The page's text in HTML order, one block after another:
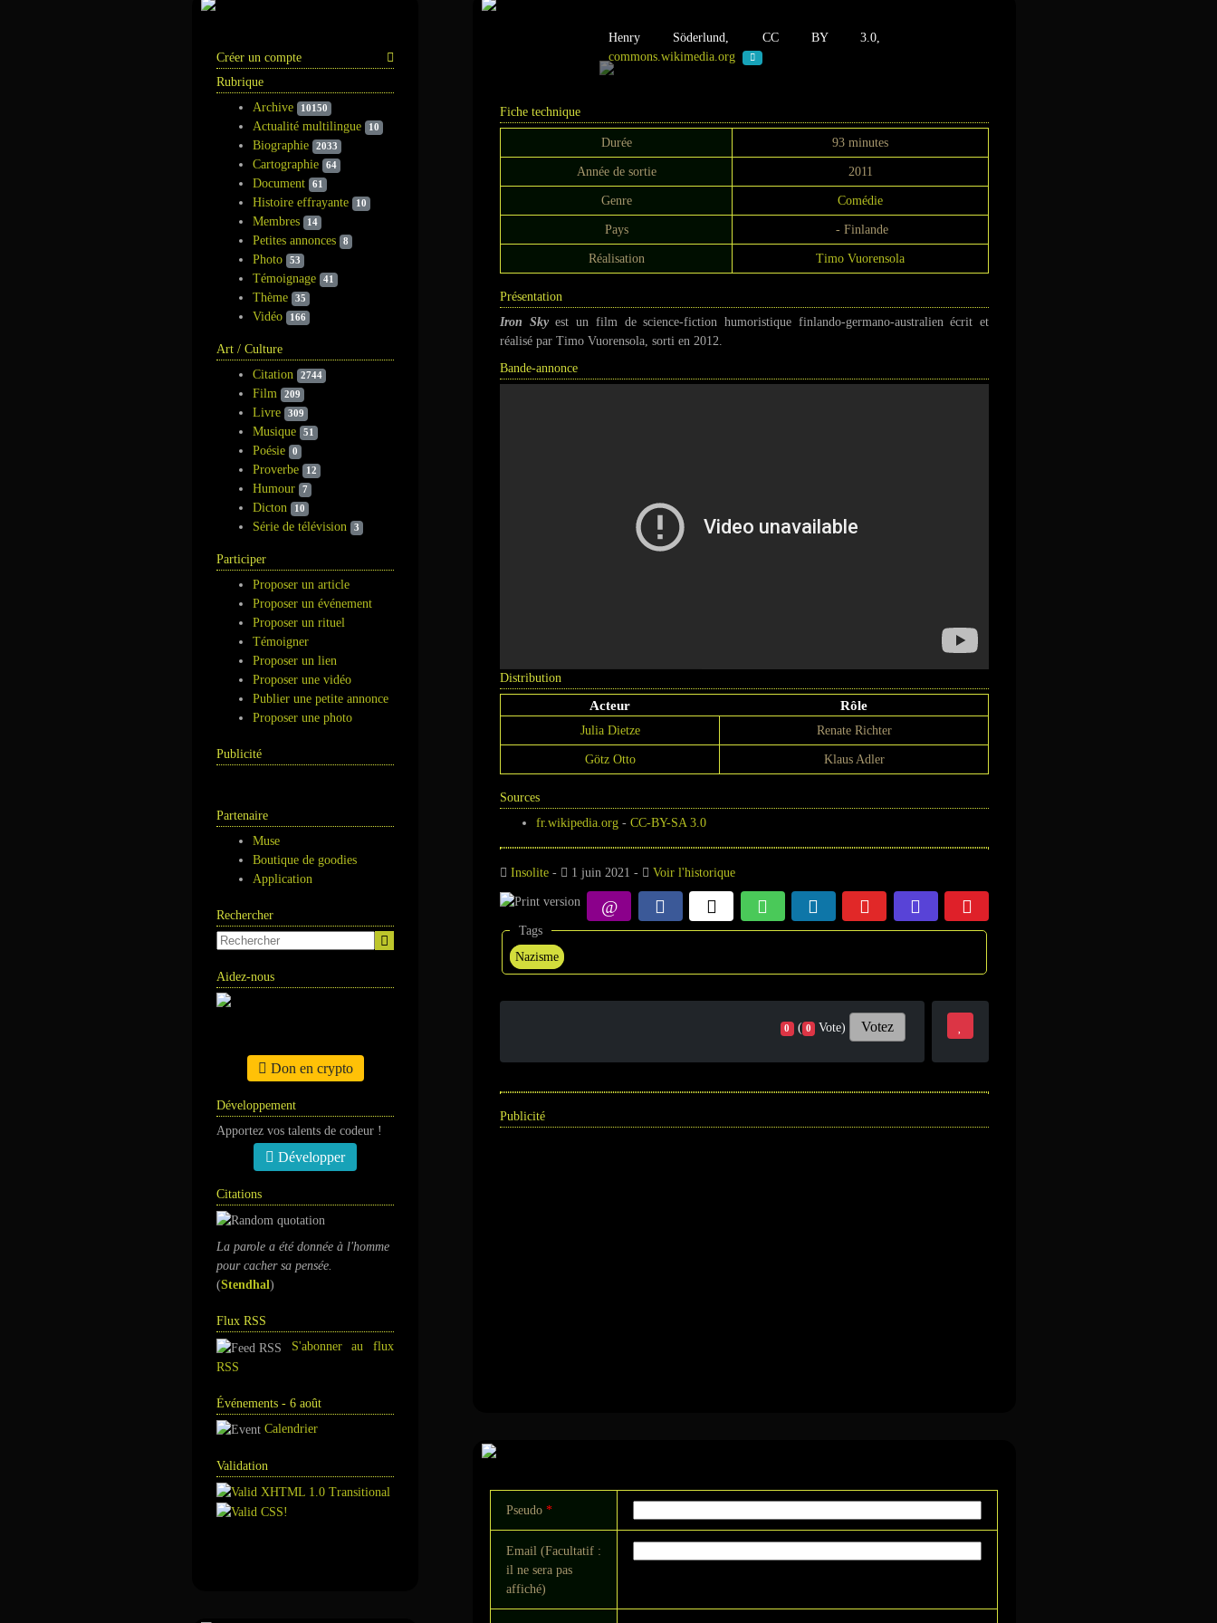
Créer un compte
Rubrique
Archive
10150
Actualité multilingue 10
Biographie 2033
Cartographie 64
Document 61
Histoire effrayante 10
Membres 14
Petites annonces 8
Photo 53
Témoignage 41
Thème 35
Vidéo 166
Art / Culture
Citation
2744
Film 209
Livre 309
Musique 51
Poésie 0
Proverbe 12
Humour 7
Dicton 10
Série de télévision 3
Participer
Proposer un article
Proposer un événement
Proposer un rituel
Témoigner
Proposer un lien
Proposer une vidéo
Publier une petite annonce
Proposer une photo
Publicité
Partenaire
Muse
Boutique de goodies
Application
Rechercher
Aidez-nous
Don en crypto
Développement
Apportez vos talents de codeur !
Développer
Citations
La parole a été donnée à l'homme
pour cacher sa pensée.
(Stendhal)
Flux RSS
S'abonner au flux
RSS
Événements - 6 août
Calendrier
Validation
Henry Söderlund, CC BY 3.0,
commons.wikimedia.org
Fiche technique
Durée 93 minutes
Année de sortie 2011
Genre Comédie
Pays - Finlande
Réalisation Timo Vuorensola
Présentation
Iron Skyest un film de science-fiction humoristique finlando-germano-australien écrit et
réalisé par Timo Vuorensola, sorti en 2012.
Bande-annonce
Distribution
Acteur Rôle
Julia Dietze Renate Richter
Götz Otto Klaus Adler
Sources
fr.wikipedia.org - CC-BY-SA 3.0
Insolite - 1 juin 2021 - Voir l'historique
Tags
Nazisme
0 ( 0 Vote) Votez
Publicité
Pseudo *
Email (Facultatif :
il ne sera pas
affiché)